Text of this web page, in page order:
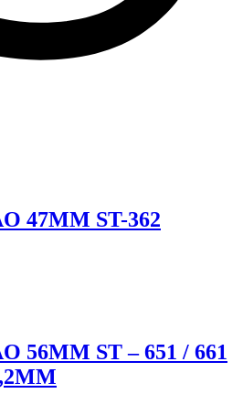
47MM ST-362
56MM ST – 651 / 661